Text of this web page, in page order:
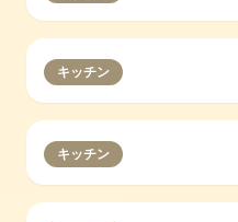
キッチン
キッチン